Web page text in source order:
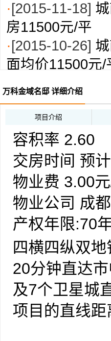
·[2015-11-18]
房11500元/平
·[2015-10-26]
面均价11500元/
[2014-09-24]
元/㎡
[2014-03-24]
13000元/平
[2013-12-23]
12000元/平
[2013-09-28]
会期间专享2%
万科金域名邸 详细介绍
项目介绍
容积率 2.60
交房时间 预
物业费 3.00
物业公司 成
产权年限:70
万科金域名
目，为金域
路的交汇处
四横四纵双
20分钟直达
及7个卫星城
项目的直线